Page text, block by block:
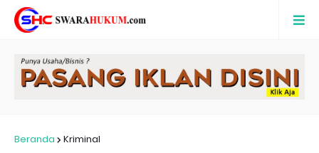
Beranda Kriminal